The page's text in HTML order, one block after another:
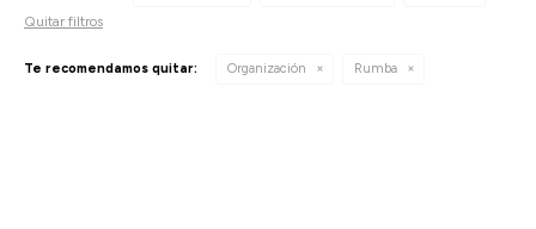
Quitar filtros
Te recomendamos quitar: Organización Rumba